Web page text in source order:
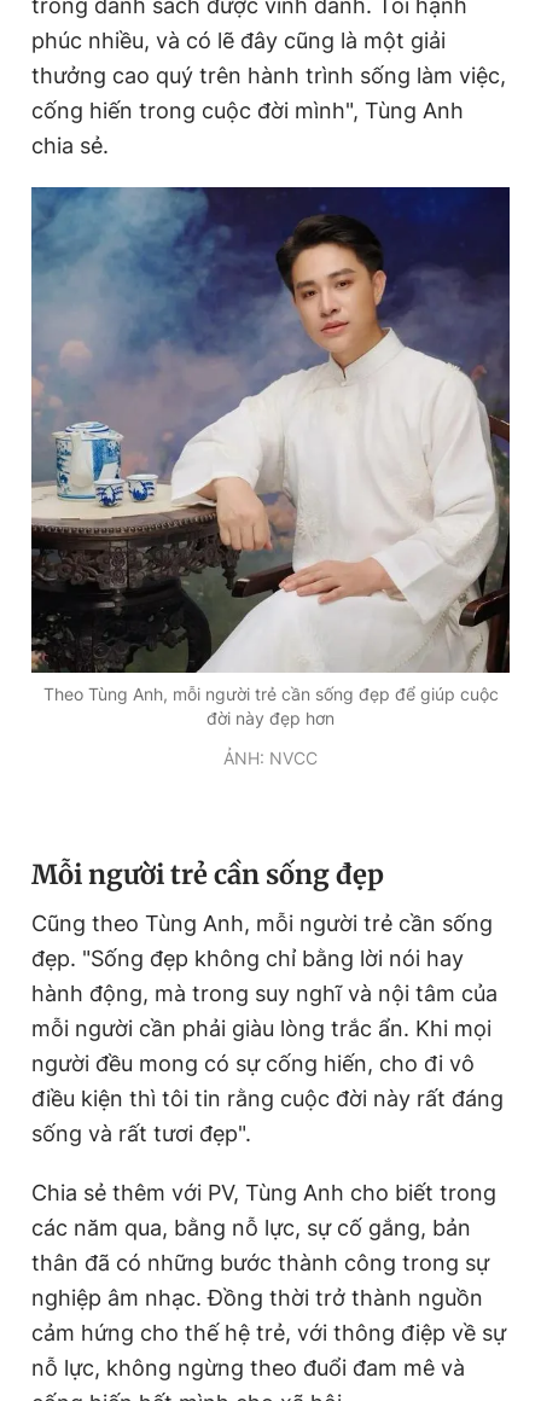
trong danh sách được vinh danh. Tôi hạnh
phúc nhiều, và có lẽ đây cũng là một giải
thưởng cao quý trên hành trình sống làm việc,
cống hiến trong cuộc đời mình", Tùng Anh
chia sẻ.
Theo Tùng Anh, mỗi người trẻ cần sống đẹp để giúp cuộc
đời này đẹp hơn
ẢNH: NVCC
Mỗi người trẻ cần sống đẹp
Cũng theo Tùng Anh, mỗi người trẻ cần sống
đẹp. "Sống đẹp không chỉ bằng lời nói hay
hành động, mà trong suy nghĩ và nội tâm của
mỗi người cần phải giàu lòng trắc ẩn. Khi mọi
người đều mong có sự cống hiến, cho đi vô
điều kiện thì tôi tin rằng cuộc đời này rất đáng
sống và rất tươi đẹp".
Chia sẻ thêm với PV, Tùng Anh cho biết trong
các năm qua, bằng nỗ lực, sự cố gắng, bản
thân đã có những bước thành công trong sự
nghiệp âm nhạc. Đồng thời trở thành nguồn
cảm hứng cho thế hệ trẻ, với thông điệp về sự
nỗ lực, không ngừng theo đuổi đam mê và